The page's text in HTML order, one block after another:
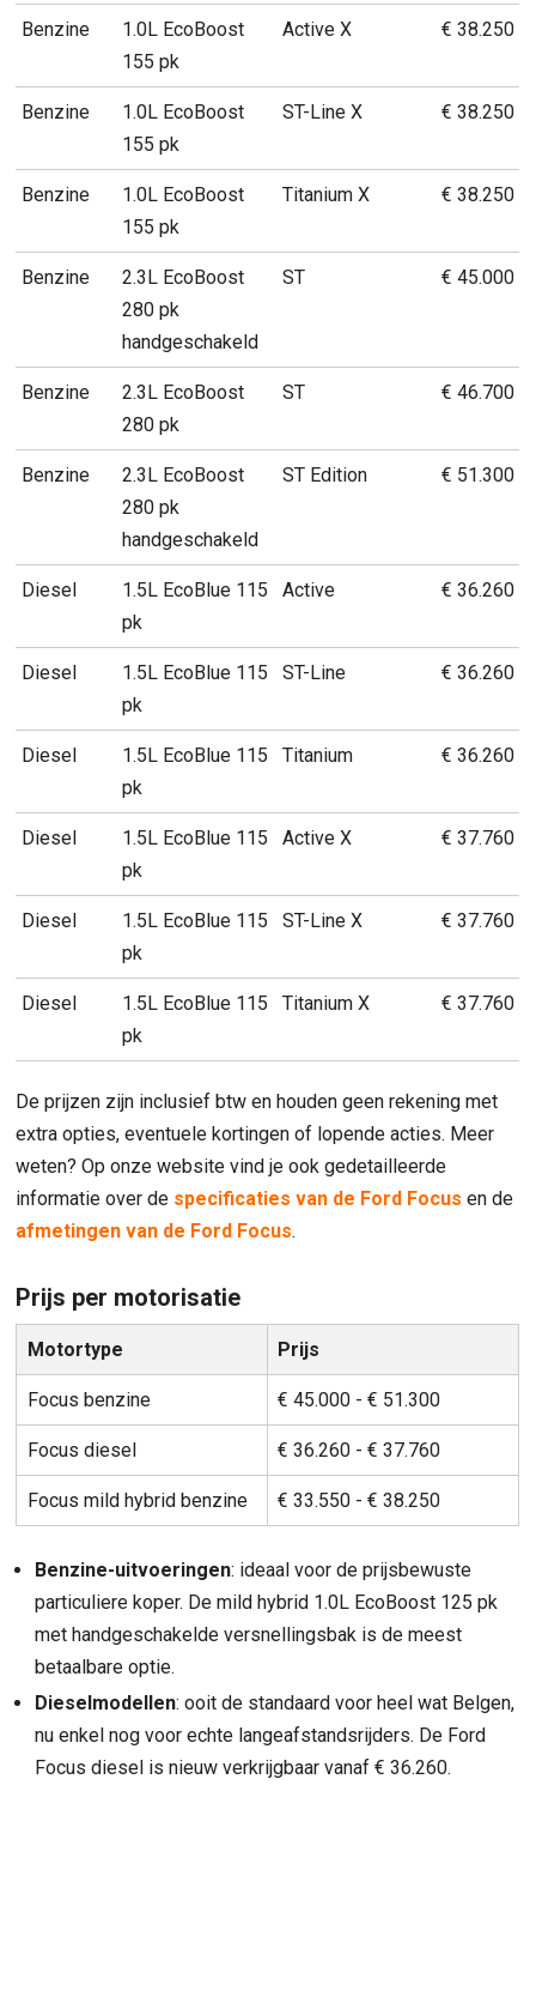
Benzine
1.0L EcoBoost
155 pk
Active X € 38.250
Benzine
1.0L EcoBoost
155 pk
ST-Line X € 38.250
Benzine
1.0L EcoBoost
155 pk
Titanium X € 38.250
Benzine
2.3L EcoBoost
280 pk
handgeschakeld
ST € 45.000
Benzine
2.3L EcoBoost
280 pk
ST € 46.700
Benzine
2.3L EcoBoost
280 pk
handgeschakeld
ST Edition € 51.300
Diesel
1.5L EcoBlue 115
pk
Active € 36.260
Diesel
1.5L EcoBlue 115
pk
ST-Line € 36.260
Diesel
1.5L EcoBlue 115
pk
Titanium € 36.260
Diesel
1.5L EcoBlue 115
pk
Active X € 37.760
Diesel
1.5L EcoBlue 115
pk
ST-Line X € 37.760
Diesel
1.5L EcoBlue 115
pk
Titanium X € 37.760
De prijzen zijn inclusief btw en houden geen rekening met
extra opties, eventuele kortingen of lopende acties. Meer
weten? Op onze website vind je ook gedetailleerde
informatie over de specificaties van de Ford Focus en de
afmetingen van de Ford Focus.
Prijs per motorisatie
Motortype Prijs
Focus benzine € 45.000 - € 51.300
Focus diesel € 36.260 - € 37.760
Focus mild hybrid benzine € 33.550 - € 38.250
Benzine-uitvoeringen: ideaal voor de prijsbewuste
particuliere koper. De mild hybrid 1.0L EcoBoost 125 pk
met handgeschakelde versnellingsbak is de meest
betaalbare optie.
Dieselmodellen: ooit de standaard voor heel wat Belgen,
nu enkel nog voor echte langeafstandsrijders. De Ford
Focus diesel is nieuw verkrijgbaar vanaf € 36.260.